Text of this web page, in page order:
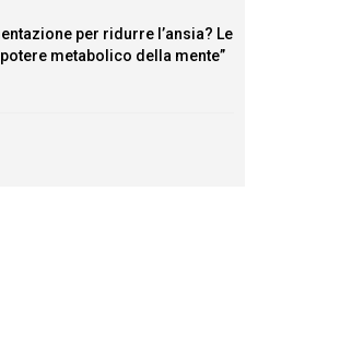
per ridurre l’ansia? Le
metabolico della mente”